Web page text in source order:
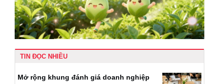
TIN ĐỌC NHIỀU
Mở rộng khung đánh giá doanh nghiệp